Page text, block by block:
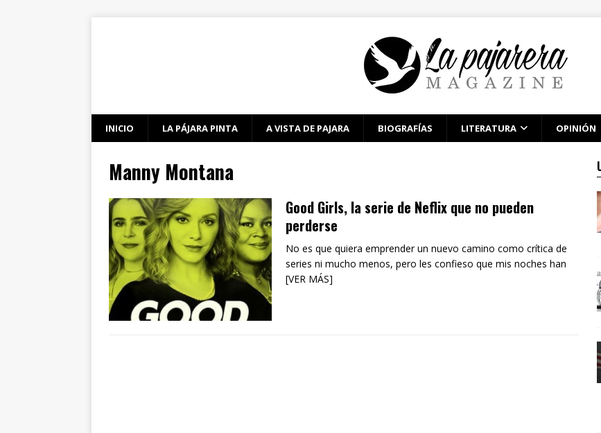
INICIO LA PÁJARA PINTA A VISTA DE PAJARA BIOGRAFÍAS LITERATURA OPINIÓN
Manny Montana
Good Girls, la serie de Neflix que no pueden
perderse
No es que quiera emprender un nuevo camino como crítica de
series ni mucho menos, pero les confieso que mis noches han
[VER MÁS]